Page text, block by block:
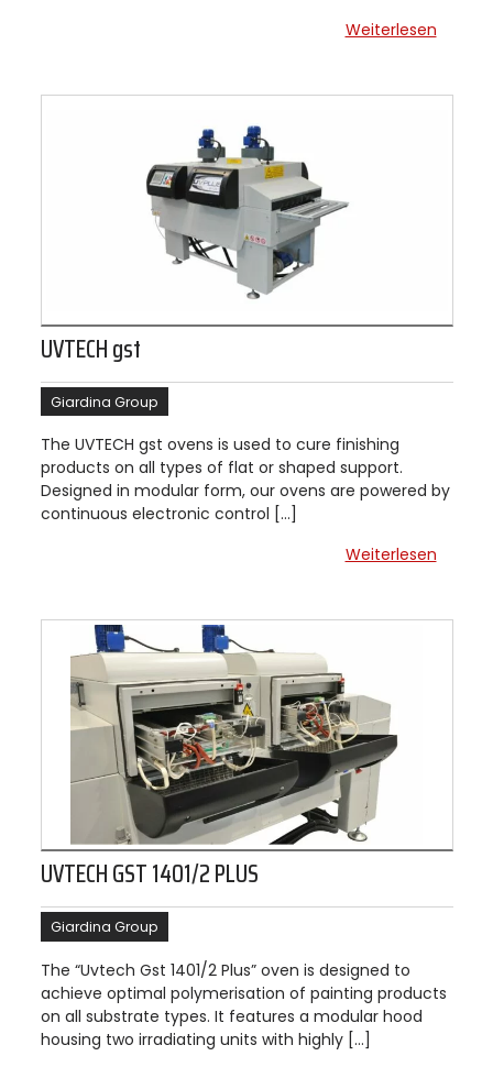
Weiterlesen
UVTECH gst
Giardina Group
The UVTECH gst ovens is used to cure finishing
products on all types of flat or shaped support.
Designed in modular form, our ovens are powered by
continuous electronic control […]
Weiterlesen
UVTECH GST 1401/2 PLUS
Giardina Group
The “Uvtech Gst 1401/2 Plus” oven is designed to
achieve optimal polymerisation of painting products
on all substrate types. It features a modular hood
housing two irradiating units with highly […]